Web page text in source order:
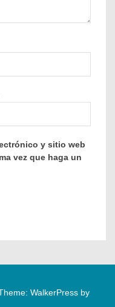
y sitio web
vez que haga un
WalkerPress by